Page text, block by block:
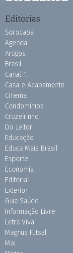
Editorias
Sorocaba
Agenda
Artigos
Brasil
Canal 1
Casa e Acabamento
Cinema
Condomínios
Cruzeirinho
Do Leitor
Educação
Educa Mais Brasil
Esporte
Economia
Editorial
Exterior
Guia Saúde
Informação Livre
Letra Viva
Magnus Futsal
Mix